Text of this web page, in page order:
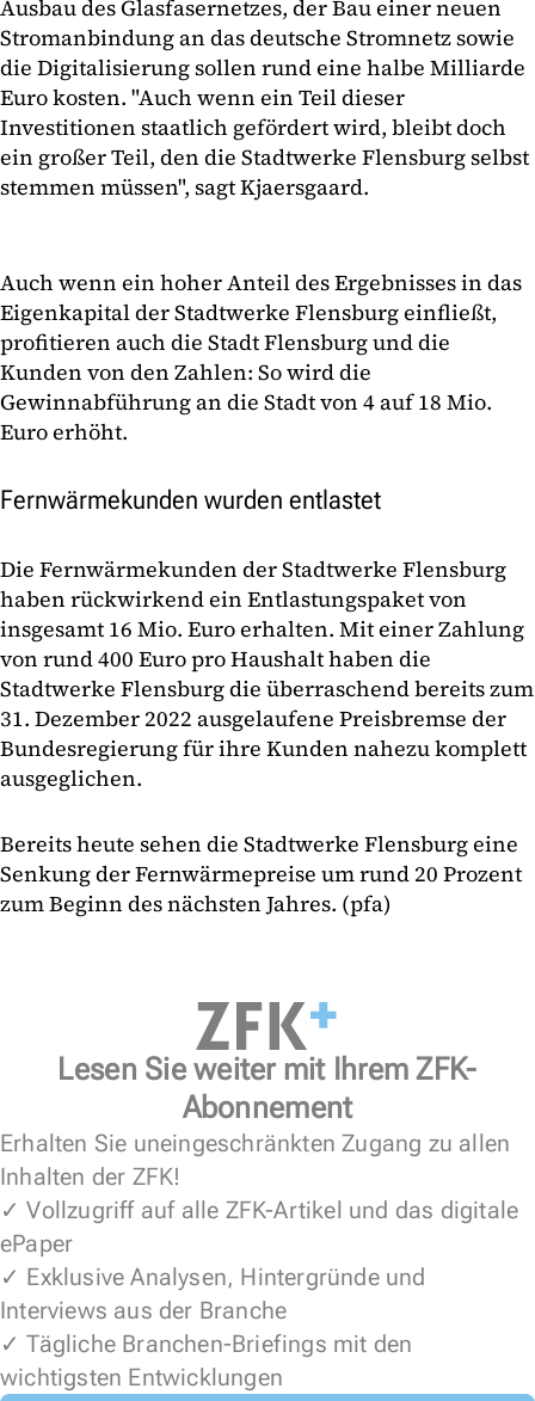
Ausbau des Glasfasernetzes, der Bau einer neuen
Stromanbindung an das deutsche Stromnetz sowie
die Digitalisierung sollen rund eine halbe Milliarde
Euro kosten. "Auch wenn ein Teil dieser
Investitionen staatlich gefördert wird, bleibt doch
ein großer Teil, den die Stadtwerke Flensburg selbst
stemmen müssen", sagt Kjaersgaard.
Auch wenn ein hoher Anteil des Ergebnisses in das
Eigenkapital der Stadtwerke Flensburg einfließt,
profitieren auch die Stadt Flensburg und die
Kunden von den Zahlen: So wird die
Gewinnabführung an die Stadt von 4 auf 18 Mio.
Euro erhöht.
Fernwärmekunden wurden entlastet
Die Fernwärmekunden der Stadtwerke Flensburg
haben rückwirkend ein Entlastungspaket von
insgesamt 16 Mio. Euro erhalten. Mit einer Zahlung
von rund 400 Euro pro Haushalt haben die
Stadtwerke Flensburg die überraschend bereits zum
31. Dezember 2022 ausgelaufene Preisbremse der
Bundesregierung für ihre Kunden nahezu komplett
ausgeglichen.
Bereits heute sehen die Stadtwerke Flensburg eine
Senkung der Fernwärmepreise um rund 20 Prozent
zum Beginn des nächsten Jahres. (pfa)
Lesen Sie weiter mit Ihrem ZFK-
Abonnement
Erhalten Sie uneingeschränkten Zugang zu allen
Inhalten der ZFK!
✓ Vollzugriff auf alle ZFK-Artikel und das digitale
ePaper
✓ Exklusive Analysen, Hintergründe und
Interviews aus der Branche
✓ Tägliche Branchen-Briefings mit den
wichtigsten Entwicklungen